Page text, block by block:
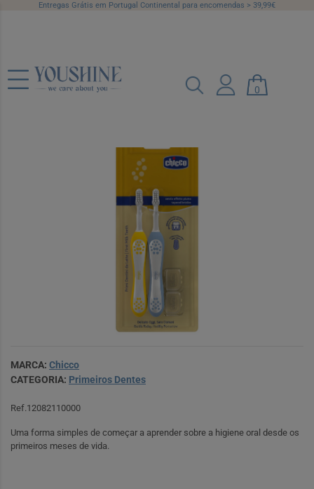
Entregas Grátis em Portugal Continental para encomendas > 39,99€
0
Chicco Pack Escova Primeiros Dentes
6-36 Meses Azul/Amarelo x2
MARCA: Chicco
CATEGORIA: Primeiros Dentes
Ref.12082110000
Uma forma simples de começar a aprender sobre a higiene oral desde os
primeiros meses de vida.